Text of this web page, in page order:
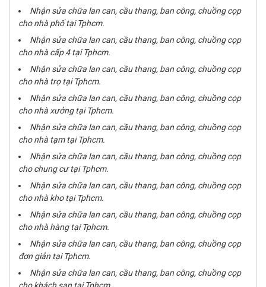
Nhận sửa chữa lan can, cầu thang, ban công, chuồng cọp
cho nhà phố tại Tphcm.
Nhận sửa chữa lan can, cầu thang, ban công, chuồng cọp
cho nhà cấp 4 tại Tphcm.
Nhận sửa chữa lan can, cầu thang, ban công, chuồng cọp
cho nhà trọ tại Tphcm.
Nhận sửa chữa lan can, cầu thang, ban công, chuồng cọp
cho nhà xưởng tại Tphcm.
Nhận sửa chữa lan can, cầu thang, ban công, chuồng cọp
cho nhà tạm tại Tphcm.
Nhận sửa chữa lan can, cầu thang, ban công, chuồng cọp
cho chung cư tại Tphcm.
Nhận sửa chữa lan can, cầu thang, ban công, chuồng cọp
cho nhà kho tại Tphcm.
Nhận sửa chữa lan can, cầu thang, ban công, chuồng cọp
cho nhà hàng tại Tphcm.
Nhận sửa chữa lan can, cầu thang, ban công, chuồng cọp
đơn giản tại Tphcm.
Nhận sửa chữa lan can, cầu thang, ban công, chuồng cọp